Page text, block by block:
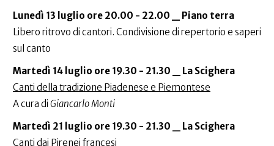
Lunedì 13 luglio ore 20.00 - 22.00 _ Piano terra
Libero ritrovo di cantori. Condivisione di repertorio e saperi
sul canto
Martedì 14 luglio ore 19.30 - 21.30 _ La Scighera
Canti della tradizione Piadenese e Piemontese
A cura di Giancarlo Monti
Martedì 21 luglio ore 19.30 - 21.30 _ La Scighera
Canti dai Pirenei francesi